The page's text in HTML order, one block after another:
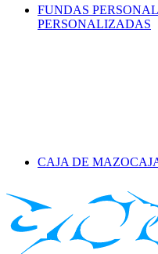
FUNDAS
PERSONALIZADAS
CAJA DE MAZO